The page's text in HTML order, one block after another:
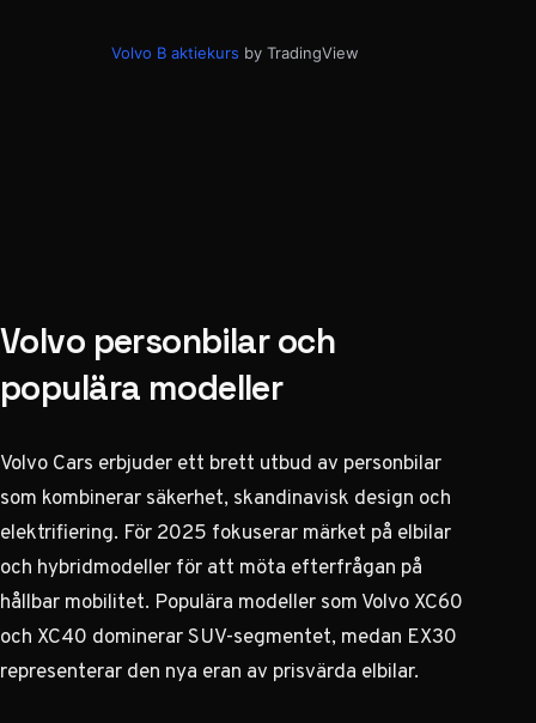
Volvo B aktiekurs by TradingView
Volvo personbilar och
populära modeller
Volvo Cars erbjuder ett brett utbud av personbilar
som kombinerar säkerhet, skandinavisk design och
elektrifiering. För 2025 fokuserar märket på elbilar
och hybridmodeller för att möta efterfrågan på
hållbar mobilitet. Populära modeller som Volvo XC60
och XC40 dominerar SUV-segmentet, medan EX30
representerar den nya eran av prisvärda elbilar.